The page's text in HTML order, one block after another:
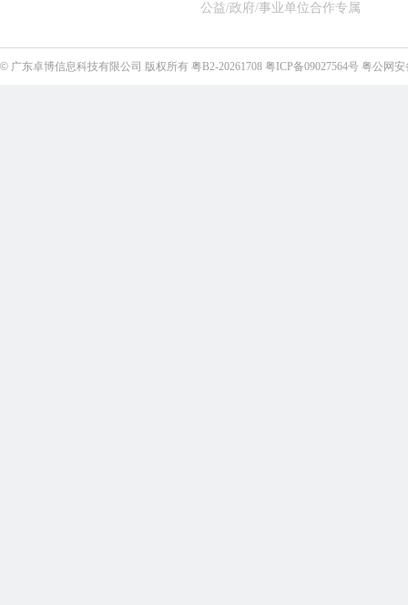
公益/政府/事业单位合作专属
© 广东卓博信息科技有限公司 版权所有 粤B2-20261708 粤ICP备09027564号 粤公网安